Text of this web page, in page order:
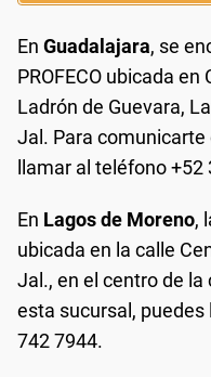
En Guadalajara, se
PROFECO ubicada
Ladrón de Guevara,
Jal. Para
llamar al teléfono
En Lagos de Moreno,
ubicada en la calle
Jal., en el centro de
esta sucursal,
742 7944.